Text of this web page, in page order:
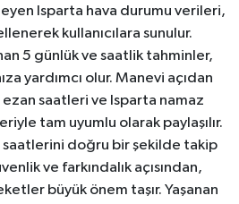
Isparta hava durumu verileri,
kullanıcılara sunulur.
5 günlük ve saatlik tahminler,
yardımcı olur. Manevi açıdan
saatleri ve Isparta namaz
tam uyumlu olarak paylaşılır.
saatlerini doğru bir şekilde takip
ve farkındalık açısından,
büyük önem taşır. Yaşanan